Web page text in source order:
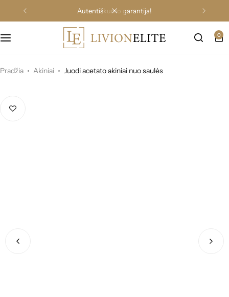
autentiškumo garantija!
0
Pradžia Akiniai Juodi acetato akiniai nuo saulės